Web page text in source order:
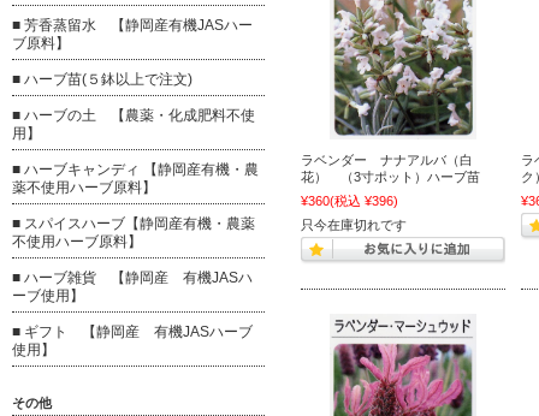
ラベンダー ナナアルバ（白
花） （3寸ポット）ハーブ苗
¥360(税込 ¥396)
只今在庫切れです
ラ
■ 芳香蒸留水 【静岡産有機JASハー
ブ原料】
■ ハーブ苗(５鉢以上で注文)
■ ハーブの土 【農薬・化成肥料不使
用】
■ ハーブキャンディ 【静岡産有機・農
薬不使用ハーブ原料】
■ スパイスハーブ【静岡産有機・農薬
不使用ハーブ原料】
■ ハーブ雑貨 【静岡産 有機JASハ
ーブ使用】
■ ギフト 【静岡産 有機JASハーブ
使用】
その他